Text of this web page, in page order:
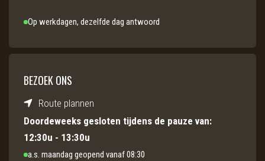
Op werkdagen, dezelfde dag antwoord
BEZOEK ONS
Route plannen
Doordeweeks gesloten tijdens de pauze van:
12:30u - 13:30u
a.s. maandag geopend vanaf 08:30